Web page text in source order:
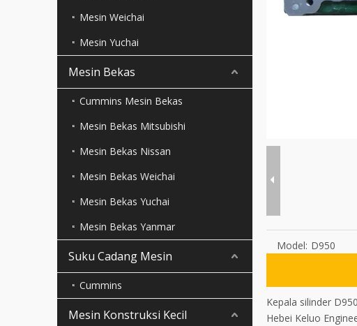
Mesin Weichai
Mesin Yuchai
Mesin Bekas
Cummins Mesin Bekas
Mesin Bekas Mitsubishi
Mesin Bekas Nissan
Mesin Bekas Weichai
Mesin Bekas Yuchai
Mesin Bekas Yanmar
Suku Cadang Mesin
Cummins
Mesin Konstruksi Kecil
Model: D950
Kepala silinder
Hebei Keluo